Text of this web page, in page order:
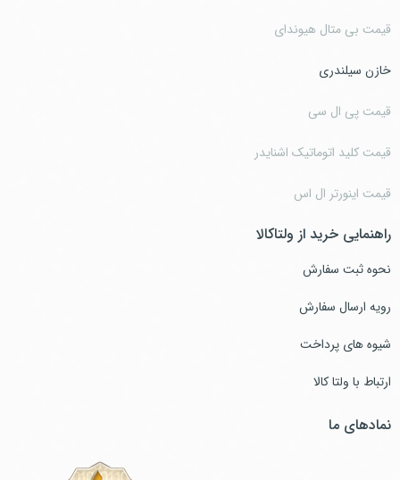
قیمت بی متال هیوندای
خازن سیلندری
قیمت پی ال سی
قیمت کلید اتوماتیک اشنایدر
قیمت اینورتر ال اس
راهنمایی خرید از ولتاکالا
نحوه ثبت سفارش
رویه ارسال سفارش
شیوه های پرداخت
ارتباط با ولتا کالا
نمادهای ما